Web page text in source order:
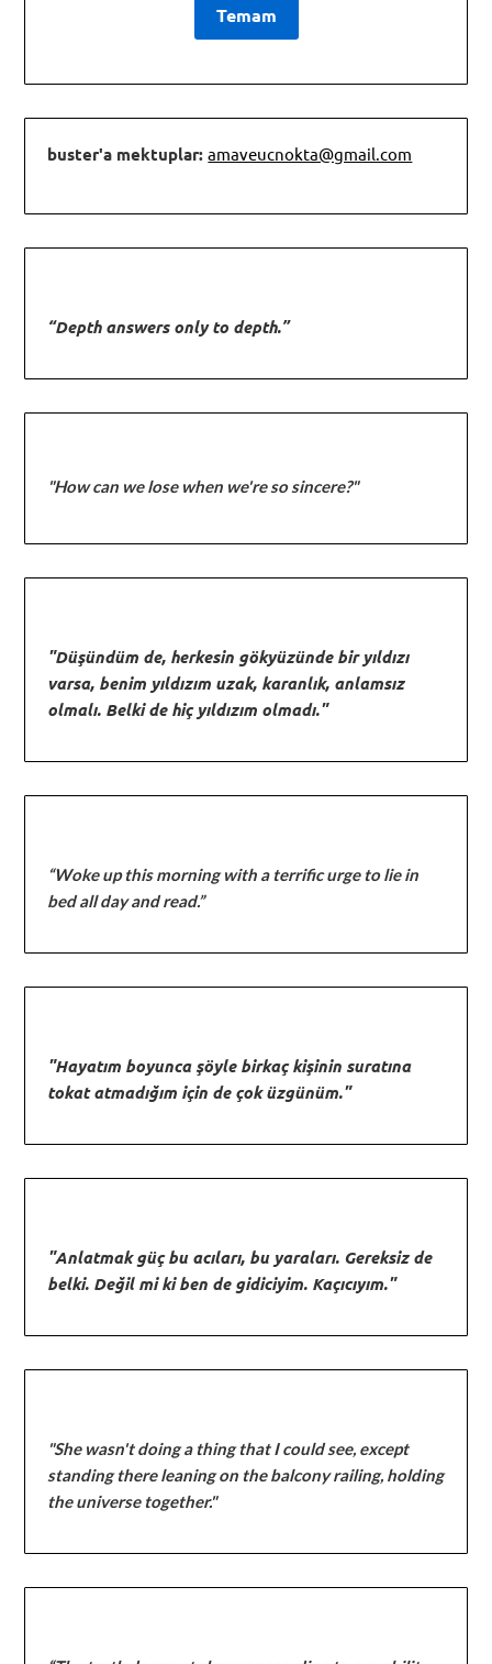
buster'a mektuplar:amaveucnokta@gmail.com
“Depth answers only to depth.”
"How can we lose when we're so sincere?"
"Düşündüm de, herkesin gökyüzünde bir yıldızı
varsa, benim yıldızım uzak, karanlık, anlamsız
olmalı. Belki de hiç yıldızım olmadı."
“Woke up this morning with a terrific urge to lie in
bed all day and read.”
"Hayatım boyunca şöyle birkaç kişinin suratına
tokat atmadığım için de çok üzgünüm."
"Anlatmak güç bu acıları, bu yaraları. Gereksiz de
belki. Değil mi ki ben de gidiciyim. Kaçıcıyım."
"She wasn't doing a thing that I could see, except
standing there leaning on the balcony railing, holding
the universe together."